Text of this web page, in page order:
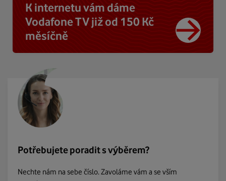
K internetu vám dáme
Vodafone TV již od 150 Kč
měsíčně
Potřebujete poradit s výběrem?
Nechte nám na sebe číslo. Zavoláme vám a se vším